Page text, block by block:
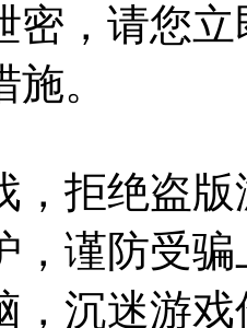
密，请您
。
，拒绝盗版
，谨防受骗
，沉迷游戏